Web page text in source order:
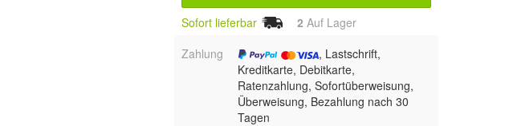
Sofort lieferbar 2 Auf Lager
Zahlung
, Lastschrift,
Kreditkarte, Debitkarte,
Ratenzahlung, Sofortüberweisung,
Überweisung, Bezahlung nach 30
Tagen